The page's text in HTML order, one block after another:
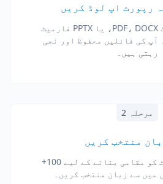
رپورٹ اپ لوڈ کریں
اپنی سالانہ رپورٹ PDF، DOCX، یا PPTX فارمیٹ
آپ کی فائلیں محفوظ اور نجی
رہتی ہیں۔
مرحلہ 2
منتخب کریں
اپنی سالانہ رپورٹ کو مقامی بنانے کے لیے 100+
میں سے زبان منتخب کریں۔